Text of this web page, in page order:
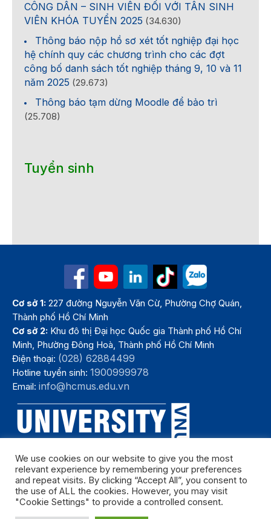
CÔNG DÂN – SINH VIÊN ĐỐI VỚI TÂN SINH
VIÊN KHÓA TUYỂN 2025 (34.630)
Thông báo nộp hồ sơ xét tốt nghiệp đại học
hệ chính quy các chương trình cho các đợt
công bố danh sách tốt nghiệp tháng 9, 10 và 11
năm 2025 (29.673)
Thông báo tạm dừng Moodle để bảo trì
(25.708)
Tuyển sinh
Cơ sở 1: 227 đường Nguyễn Văn Cừ, Phường Chợ Quán,
Thành phố Hồ Chí Minh
Cơ sở 2: Khu đô thị Đại học Quốc gia Thành phố Hồ Chí
Minh, Phường Đông Hoà, Thành phố Hồ Chí Minh
Điện thoại: (028) 62884499
Hotline tuyển sinh:1900999978
Email:info@hcmus.edu.vn
We use cookies on our website to give you the most
relevant experience by remembering your preferences
and repeat visits. By clicking “Accept All”, you consent to
the use of ALL the cookies. However, you may visit
"Cookie Settings" to provide a controlled consent.